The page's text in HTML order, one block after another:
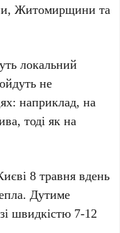
Житомирщини та
локальний
не
наприклад, на
тоді як на
8 травня вдень
. Дутиме
швидкістю 7-12